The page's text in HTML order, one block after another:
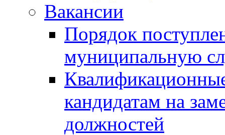
Вакансии
Порядок
муниципальную
кандидатам на
должностей